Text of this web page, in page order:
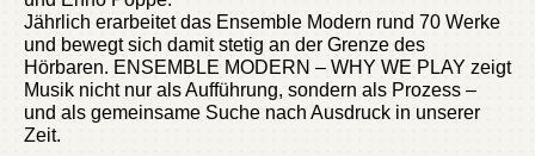
Jährlich erarbeitet das Ensemble Modern rund 70 Werke
und bewegt sich damit stetig an der Grenze des
Hörbaren. ENSEMBLE MODERN – WHY WE PLAY zeigt
Musik nicht nur als Aufführung, sondern als Prozess –
und als gemeinsame Suche nach Ausdruck in unserer
Zeit.